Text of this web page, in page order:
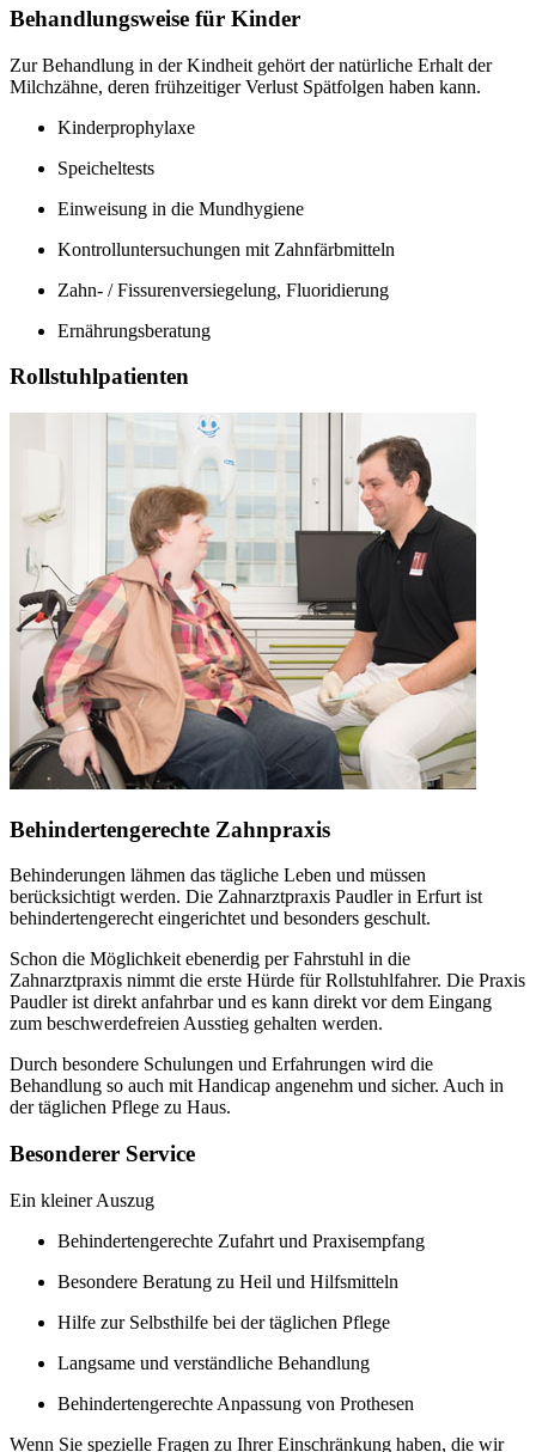
Behandlungsweise für Kinder
Zur Behandlung in der Kindheit gehört der natürliche Erhalt der
Milchzähne, deren frühzeitiger Verlust Spätfolgen haben kann.
Kinderprophylaxe
Speicheltests
Einweisung in die Mundhygiene
Kontrolluntersuchungen mit Zahnfärbmitteln
Zahn- / Fissurenversiegelung, Fluoridierung
Ernährungsberatung
Rollstuhlpatienten
Behindertengerechte Zahnpraxis
Behinderungen lähmen das tägliche Leben und müssen
berücksichtigt werden. Die Zahnarztpraxis Paudler in Erfurt ist
behindertengerecht eingerichtet und besonders geschult.
Schon die Möglichkeit ebenerdig per Fahrstuhl in die
Zahnarztpraxis nimmt die erste Hürde für Rollstuhlfahrer. Die Praxis
Paudler ist direkt anfahrbar und es kann direkt vor dem Eingang
zum beschwerdefreien Ausstieg gehalten werden.
Durch besondere Schulungen und Erfahrungen wird die
Behandlung so auch mit Handicap angenehm und sicher. Auch in
der täglichen Pflege zu Haus.
Besonderer Service
Ein kleiner Auszug
Behindertengerechte Zufahrt und Praxisempfang
Besondere Beratung zu Heil und Hilfsmitteln
Hilfe zur Selbsthilfe bei der täglichen Pflege
Langsame und verständliche Behandlung
Behindertengerechte Anpassung von Prothesen
Wenn Sie spezielle Fragen zu Ihrer Einschränkung haben, die wir